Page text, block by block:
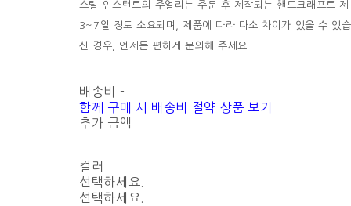
스틸 인스턴트의 주얼리는 주문 후 제작되는 핸드크래프트
3~7일 정도 소요되며, 제품에 따라 다소 차이가 있을 수 있
신 경우, 언제든 편하게 문의해 주세요.
배송비 -
함께 구매 시 배송비 절약 상품 보기
추가 금액
컬러
선택하세요.
선택하세요.